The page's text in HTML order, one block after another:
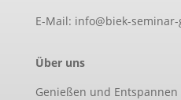
E-Mail: info@biek-
Über uns
Genießen und Entspannen